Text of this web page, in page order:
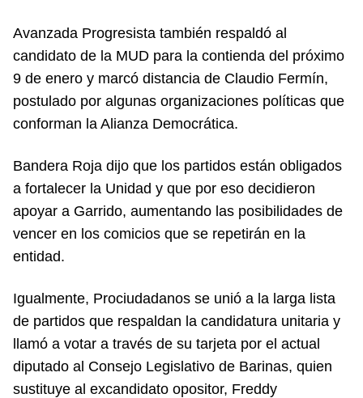
Avanzada Progresista también respaldó al
candidato de la MUD para la contienda del próximo
9 de enero y marcó distancia de Claudio Fermín,
postulado por algunas organizaciones políticas que
conforman la Alianza Democrática.
Bandera Roja dijo que los partidos están obligados
a fortalecer la Unidad y que por eso decidieron
apoyar a Garrido, aumentando las posibilidades de
vencer en los comicios que se repetirán en la
entidad.
Igualmente, Prociudadanos se unió a la larga lista
de partidos que respaldan la candidatura unitaria y
llamó a votar a través de su tarjeta por el actual
diputado al Consejo Legislativo de Barinas, quien
sustituye al excandidato opositor, Freddy